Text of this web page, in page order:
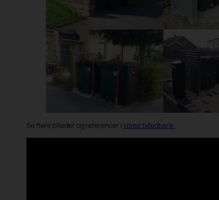
Se flere billeder og referencer i vores billedbank.